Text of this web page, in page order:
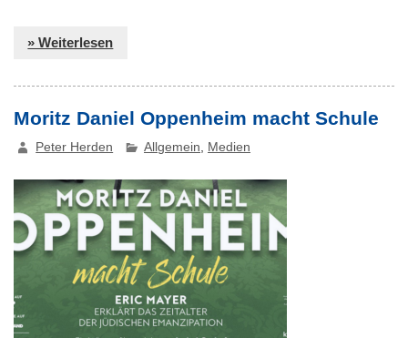
» Weiterlesen
Moritz Daniel Oppenheim macht Schule
Peter Herden Allgemein Medien